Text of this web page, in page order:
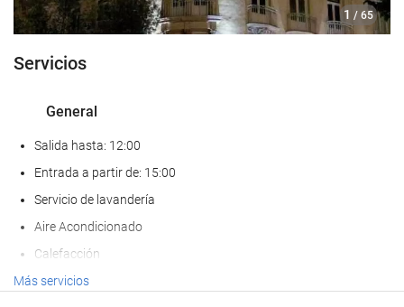
1 / 65
Servicios
General
Salida hasta: 12:00
Entrada a partir de: 15:00
Servicio de lavandería
Aire Acondicionado
Calefacción
Ascensor
Más servicios